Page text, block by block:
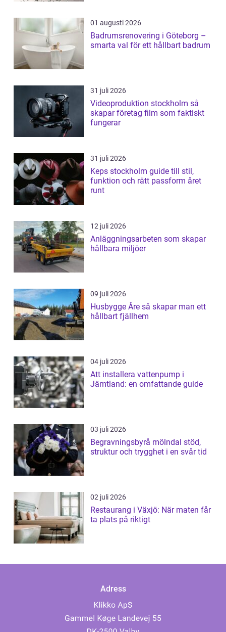
01 augusti 2026
Badrumsrenovering i Göteborg –
smarta val för ett hållbart badrum
31 juli 2026
Videoproduktion stockholm så
skapar företag film som faktiskt
fungerar
31 juli 2026
Keps stockholm guide till stil,
funktion och rätt passform året
runt
12 juli 2026
Anläggningsarbeten som skapar
hållbara miljöer
09 juli 2026
Husbygge Åre så skapar man ett
hållbart fjällhem
04 juli 2026
Att installera vattenpump i
Jämtland: en omfattande guide
03 juli 2026
Begravningsbyrå mölndal stöd,
struktur och trygghet i en svår tid
02 juli 2026
Restaurang i Växjö: När maten får
ta plats på riktigt
Adress